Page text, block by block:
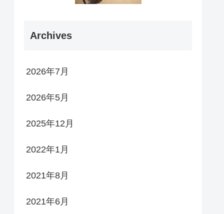
Archives
2026年7月
2026年5月
2025年12月
2022年1月
2021年8月
2021年6月